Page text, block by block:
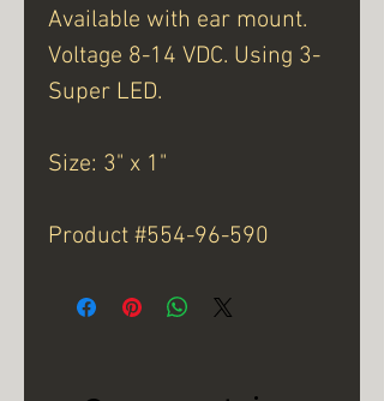
Available with ear mount.
Voltage 8-14 VDC. Using 3-
Super LED.
Size: 3" x 1"
Product #554-96-590